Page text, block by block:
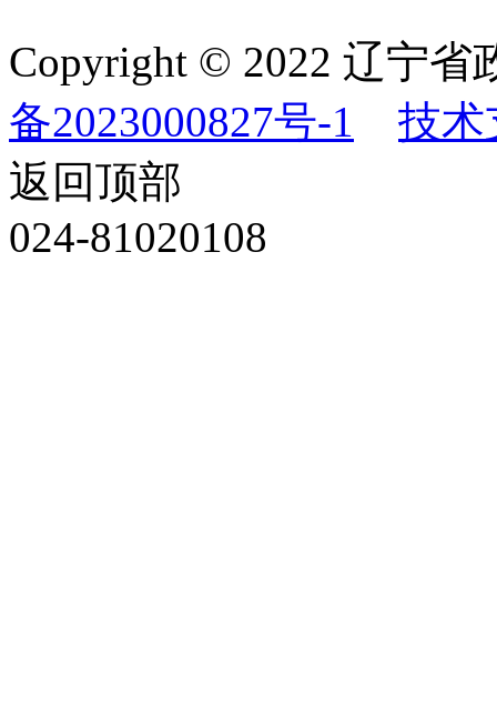
Copyright © 2022 辽宁
备2023000827号-1
技术
返回顶部
024-81020108